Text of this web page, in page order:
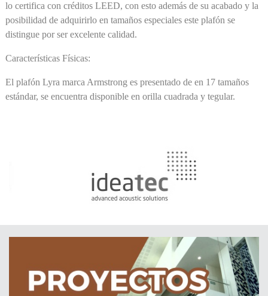
lo certifica con créditos LEED, con esto además de su acabado y la
posibilidad de adquirirlo en tamaños especiales este plafón se
distingue por ser excelente calidad.
Características Físicas:
El plafón Lyra marca Armstrong es presentado de en 17 tamaños
estándar, se encuentra disponible en orilla cuadrada y tegular.